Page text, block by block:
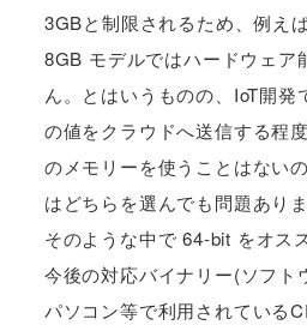
3GBと制限されるため、例え
8GB モデルではハードウェア
ん。とはいうものの、IoT開発
の値をクラウドへ送信する程
のメモリーを使うことはない
はどちらを選んでも問題ありま
そのような中で 64-bit をオス
今後の対応バイナリー(ソフト
パソコン等で利用されている